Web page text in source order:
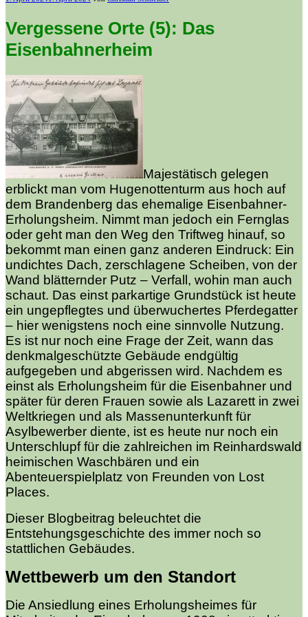
Vergessene Orte (5): Das
Eisenbahnerheim
Majestätisch gelegen
erblickt man vom Hugenottenturm aus hoch auf
dem Brandenberg das ehemalige Eisenbahner-
Erholungsheim. Nimmt man jedoch ein Fernglas
oder geht man den Weg den Triftweg hinauf, so
bekommt man einen ganz anderen Eindruck: Ein
undichtes Dach, zerschlagene Scheiben, von der
Wand blätternder Putz – Verfall, wohin man auch
schaut. Das einst parkartige Grundstück ist heute
ein ungepflegtes und überwuchertes Pferdegatter
– hier wenigstens noch eine sinnvolle Nutzung.
Es ist nur noch eine Frage der Zeit, wann das
denkmalgeschützte Gebäude endgültig
aufgegeben und abgerissen wird. Nachdem es
einst als Erholungsheim für die Eisenbahner und
später für deren Frauen sowie als Lazarett in zwei
Weltkriegen und als Massenunterkunft für
Asylbewerber diente, ist es heute nur noch ein
Unterschlupf für die zahlreichen im Reinhardswald
heimischen Waschbären und ein
Abenteuerspielplatz von Freunden von Lost
Places.
Dieser Blogbeitrag beleuchtet die
Entstehungsgeschichte des immer noch so
stattlichen Gebäudes.
Wettbewerb um den Standort
Die Ansiedlung eines Erholungsheimes für